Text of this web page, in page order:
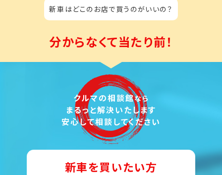
新車はどこのお店で買うのがいいの？
分からなくて当たり前！
クルマの相談館なら
まるっと解決いたします
安心して相談してください
新車を買いたい方